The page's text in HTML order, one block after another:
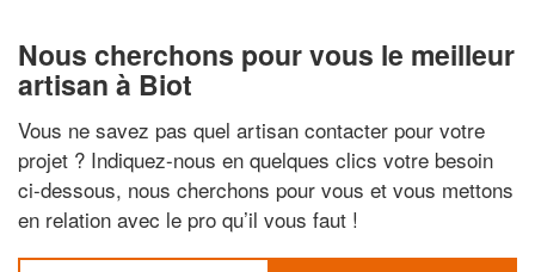
Nous cherchons pour vous le meilleur
artisan à Biot
Vous ne savez pas quel artisan contacter pour votre
projet ? Indiquez-nous en quelques clics votre besoin
ci-dessous, nous cherchons pour vous et vous mettons
en relation avec le pro qu’il vous faut !